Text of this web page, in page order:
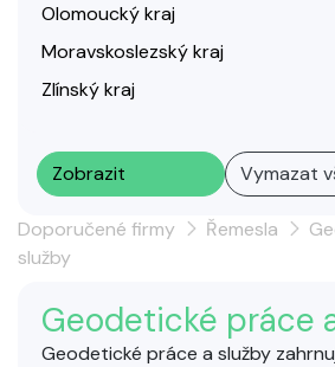
Olomoucký kraj
Moravskoslezský kraj
Zlínský kraj
Zobrazit Vymazat
Doporučené firmy Řemesla
služby
Geodetické práce
Geodetické práce a služby